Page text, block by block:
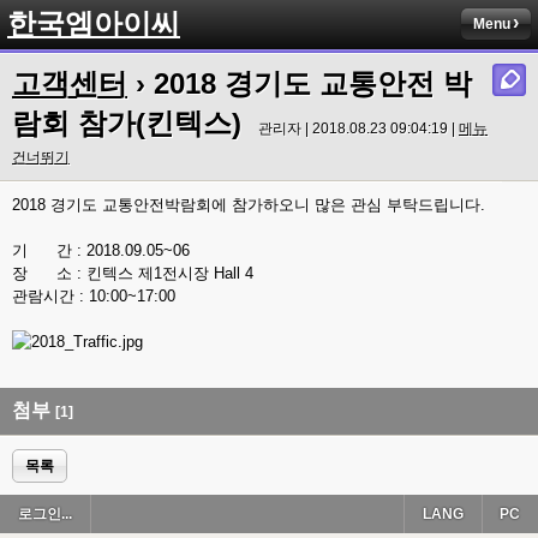
한국엠아이씨 Menu
고객센터 › 2018 경기도 교통안전 박
람회 참가(킨텍스)
관리자 | 2018.08.23 09:04:19 | 메뉴
건너뛰기
2018 경기도 교통안전박람회에 참가하오니 많은 관심 부탁드립니다.
기 간 : 2018.09.05~06
장 소 : 킨텍스 제1전시장 Hall 4
관람시간 : 10:00~17:00
첨부 [1]
목록
로그인... PC
LANG